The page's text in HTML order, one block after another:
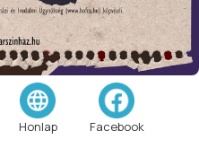
Honlap Facebook